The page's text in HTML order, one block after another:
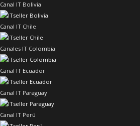
Canal IT Bolivia
Canal IT Chile
Canales IT Colombia
Canal IT Ecuador
Canal IT Paraguay
Canal IT Perú